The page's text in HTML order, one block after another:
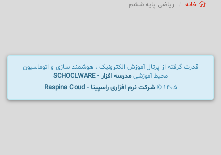
خانه ریاضی پایه ششم
قدرت گرفته از پرتال آموزش الکترونیک ، هوشمند سازی و اتوماسیون
محیط آموزشیمدرسه افزار - SCHOOLWARE
1405 ©
شرکت نرم افزاری راسپینا - Raspina Cloud